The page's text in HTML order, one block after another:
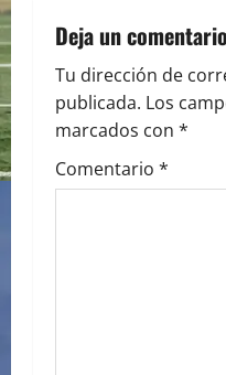
n
a
v
i
Deja un comentario
Tu dirección de
publicada. Los
marcados con *
Comentario *